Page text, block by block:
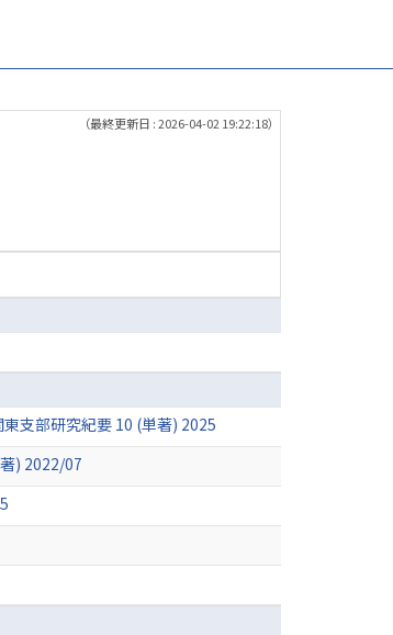
（最終更新日 : 2026-04-02 19:22:18）
支部研究紀要 10 (単著) 2025
) 2022/07